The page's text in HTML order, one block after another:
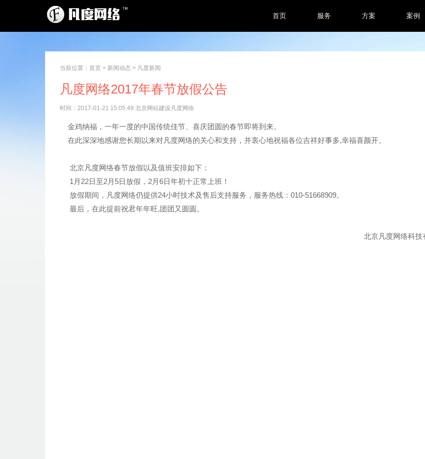
首页 服务 方案 案例
当前位置： 首页 > 新闻动态 > 凡度新闻
凡度网络2017年春节放假公告
时间：2017-01-21 15:05:49 北京网站建设凡度网络
金鸡纳福，一年一度的中国传统佳节、喜庆团圆的春节即将到来。
在此深深地感谢您长期以来对凡度网络的关心和支持，并衷心地祝福各位吉祥好事多,幸福喜颜开。
北京凡度网络春节放假以及值班安排如下：
1月22日至2月5日放假，2月6日年初十正常上班！
放假期间，凡度网络仍提供24小时技术及售后支持服务，服务热线：010-51668909。
最后，在此提前祝君年年旺,团团又圆圆。
北京凡度网络科技